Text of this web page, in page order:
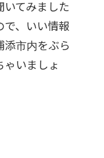
いてみました
で、いい情報
添市内をぶら
ゃいましょ